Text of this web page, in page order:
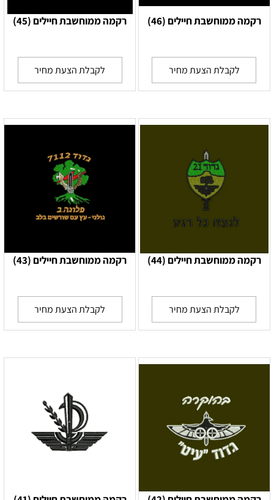
רקמה ממוחשבת חיילים (46)
לקבלת הצעת מחיר
רקמה ממוחשבת חיילים (45)
לקבלת הצעת מחיר
רקמה ממוחשבת חיילים (44)
לקבלת הצעת מחיר
רקמה ממוחשבת חיילים (43)
לקבלת הצעת מחיר